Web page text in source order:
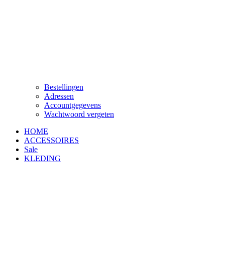
Bestellingen
Adressen
Accountgegevens
Wachtwoord vergeten
HOME
ACCESSOIRES
Sale
KLEDING